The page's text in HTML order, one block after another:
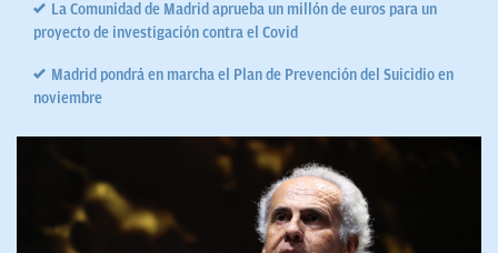
La Comunidad de Madrid aprueba un millón de euros para un
proyecto de investigación contra el Covid
Madrid pondrá en marcha el Plan de Prevención del Suicidio en
noviembre